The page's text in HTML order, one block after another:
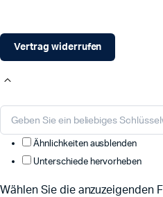
Vertrag widerrufen
Ähnlichkeiten ausblenden
Unterschiede hervorheben
Wählen Sie die anzuzeigenden